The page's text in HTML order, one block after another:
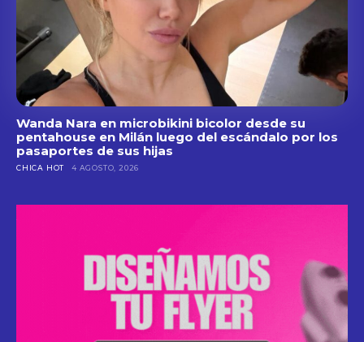
Wanda Nara en microbikini bicolor desde su
pentahouse en Milán luego del escándalo por los
pasaportes de sus hijas
CHICA HOT 4 AGOSTO, 2026